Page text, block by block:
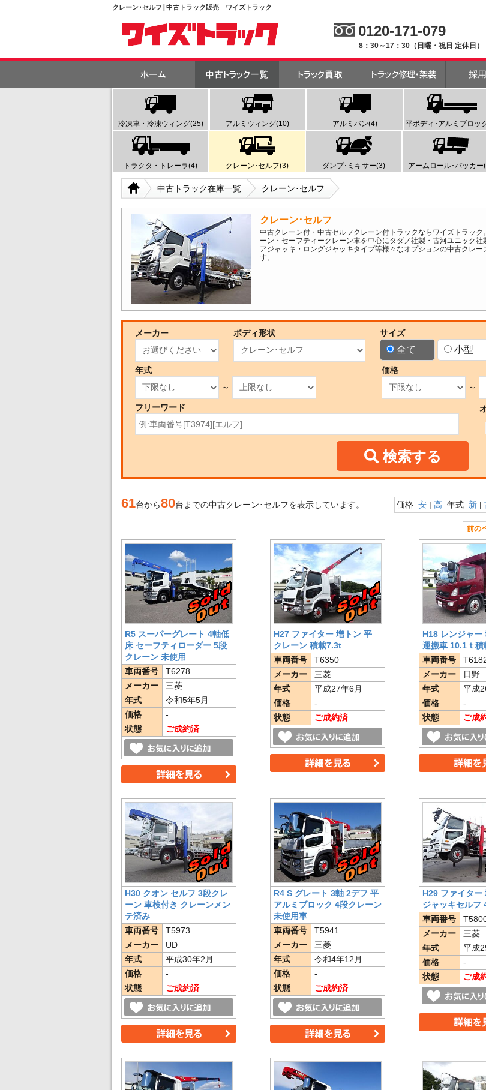
クレーン･セルフ | 中古トラック販売 ワイズトラック
0120-171-079
8：30～17：30（日曜・祝日 定休日）
冷凍車・冷凍ウィング(25) アルミウィング(10) アルミバン(4) 平ボディ･アルミブロッ
トラクタ・トレーラ(4) クレーン･セルフ(3) ダンプ･ミキサー(3) アームロール･パッカー
中古トラック在庫一覧 クレーン･セルフ
クレーン･セルフ
中古クレーン付・中古セルフクレーン付トラックならワイズトラッ
ーン・セーフティークレーン車を中心にタダノ社製・古河ユニック
アジャッキ・ロングジャッキタイプ等様々なオプションの中古クレ
す。
メーカー ボディ形状 サイズ
全て 小型
年式
～
価格
～
フリーワード
検索する
61台から80台までの中古クレーン･セルフを表示しています。 価格 安 | 高 年式 新 |
前の
R5 スーパーグレート 4軸低
床 セーフティローダー 5段
クレーン 未使用
車両番号
T6278
メーカー
三菱
年式
令和5年5月
価格
-
状態
ご成約済
H27 ファイター 増トン 平
クレーン 積載7.3t
車両番号
T6350
メーカー
三菱
年式
平成27年6月
価格
-
状態
ご成約済
H18 レンジャー
運搬車 10.1ｔ積
車両番号
メーカー
日野
年式
平成
価格
-
状態
ご成
H30 クオン セルフ 3段クレ
ーン 車検付き クレーンメン
テ済み
車両番号
T5973
メーカー
UD
年式
平成30年2月
価格
-
状態
ご成約済
R4 S グレート 3軸 2デフ 平
アルミブロック 4段クレーン
未使用車
車両番号
T5941
メーカー
三菱
年式
令和4年12月
価格
-
状態
ご成約済
H29 ファイター
ジャッキセルフ
車両番号
メーカー
三菱
年式
平成
価格
-
状態
ご成